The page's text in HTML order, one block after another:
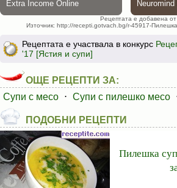
Рецептата е добавена от
Източник: http://recepti.gotvach.bg/r-45917-
Рецептата е участвала в конкурс
'17 [Ястия и супи]
ОЩЕ РЕЦЕПТИ ЗА:
Супи с месо ⋅ Супи с пилешко месо
ПОДОБНИ РЕЦЕПТИ
Пилешка